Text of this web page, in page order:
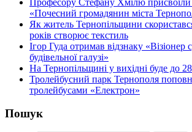
«Почесний громадянин міста
Як житель Тернопільщини
років створює текстиль
Ігор Гуда отримав відзнаку «Візіонер
будівельної галузі»
На Тернопільщині у вихідні буде до
Тролейбусний парк Тернополя
тролейбусами «Електрон»
Пошук